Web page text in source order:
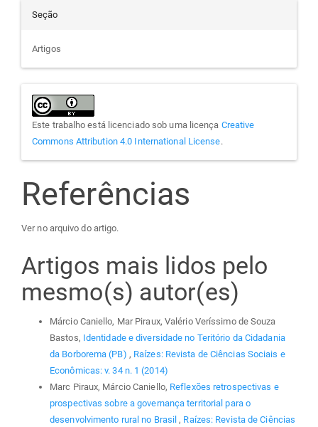
Seção
Artigos
Este trabalho está licenciado sob uma licença Creative
Commons Attribution 4.0 International License.
Referências
Ver no arquivo do artigo.
Artigos mais lidos pelo
mesmo(s) autor(es)
Márcio Caniello, Mar Piraux, Valério Veríssimo de Souza
Bastos, Identidade e diversidade no Teritório da Cidadania
da Borborema (PB) , Raízes: Revista de Ciências Sociais e
Econômicas: v. 34 n. 1 (2014)
Marc Piraux, Márcio Caniello, Reflexões retrospectivas e
prospectivas sobre a governança territorial para o
desenvolvimento rural no Brasil, Raízes: Revista de Ciências